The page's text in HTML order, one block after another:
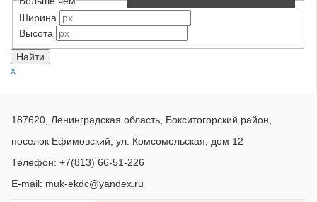
Ширина
Высота
x
187620, Ленинградская область, Бокситогорский район,
поселок Ефимовский, ул. Комсомольская, дом 12
Телефон: +7(813) 66-51-226
E-mail: muk-ekdc@yandex.ru